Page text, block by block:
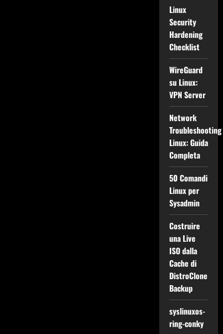
Linux
Security
Hardening
Checklist
WireGuard
su Linux:
VPN Server
Network
Troubleshooting
Linux: Guida
Completa
50 Comandi
Linux per
Sysadmin
Costruire
una Live
ISO dalla
Cache di
DistroClone
Backup
syslinuxos-
ring-conky